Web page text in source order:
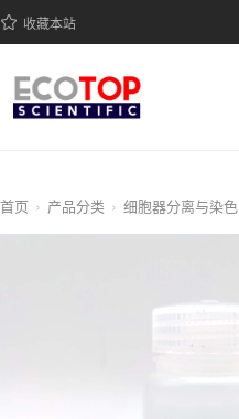
收藏本站
首页 产品分类 细胞器分离与染色